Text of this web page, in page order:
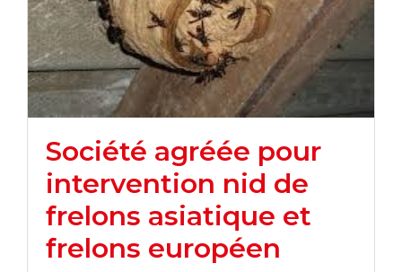
Société agréée pour
intervention nid de
frelons asiatique et
frelons européen